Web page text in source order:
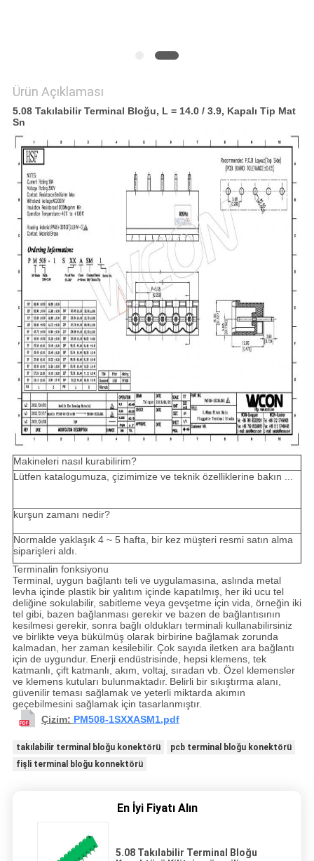
Ürün Açıklaması
5.08 Takılabilir Terminal Bloğu, L = 14.0 / 3.9, Kapalı Tip Mat
Sn
Makineleri nasıl kurabilirim?
Lütfen katalogumuza, çizimimize ve teknik özelliklerine bakın ...
kurşun zamanı nedir?
Normalde yaklaşık 4 ~ 5 hafta, bir kez müşteri resmi satın alma
siparişleri aldı.
Terminalin fonksiyonu
Terminal, uygun bağlantı teli ve uygulamasına, aslında metal
levha içinde plastik bir yalıtım içinde kapatılmış, her iki ucu tel
deliğine sokulabilir, sabitleme veya gevşetme için vida, örneğin iki
tel gibi, bazen bağlanması gerekir ve bazen de bağlantısının
kesilmesi gerekir, sonra bağlı oldukları terminali kullanabilirsiniz
ve birlikte veya bükülmüş olarak birbirine bağlamak zorunda
kalmadan, her zaman kesilebilir. Çok sayıda iletken ara bağlantı
için de uygundur. Enerji endüstrisinde, hepsi klemens, tek
katmanlı, çift katmanlı, akım, voltaj, sıradan vb. Özel klemensler
ve klemens kutuları bulunmaktadır. Belirli bir sıkıştırma alanı,
güvenilir teması sağlamak ve yeterli miktarda akımın
geçebilmesini sağlamak için tasarlanmıştır.
Çizim: PM508-1SXXASM1.pdf
takılabilir terminal bloğu konektörü
pcb terminal bloğu konektörü
fişli terminal bloğu konnektörü
En İyi Fiyatı Alın
5.08 Takılabilir Terminal Bloğu